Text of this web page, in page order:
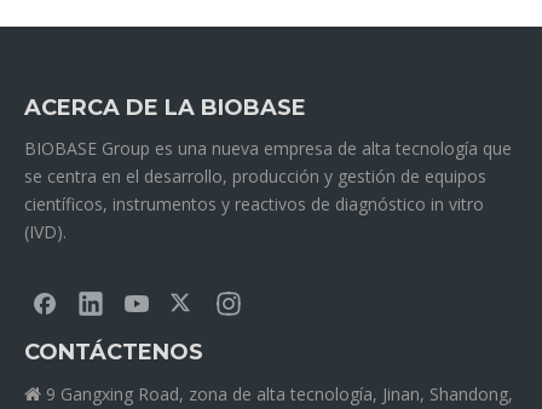
ACERCA DE LA BIOBASE
BIOBASE Group es una nueva empresa de alta tecnología que
se centra en el desarrollo, producción y gestión de equipos
científicos, instrumentos y reactivos de diagnóstico in vitro
(IVD).
CONTÁCTENOS
 9 Gangxing Road, zona de alta tecnología, Jinan, Shandong,